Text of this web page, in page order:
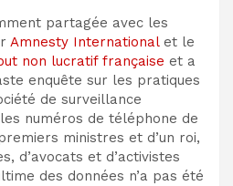
partagée avec les
Amnesty Internationalet le
non lucratif française et a
enquête sur les pratiques
de surveillance
les numéros de téléphone de
ministres et d’un roi,
d’avocats et d’activistes
des données n’a pas été